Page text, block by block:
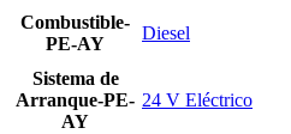
Combustible-
PE-AY
Diesel
Sistema de
Arranque-PE-
AY
24 V Eléctrico